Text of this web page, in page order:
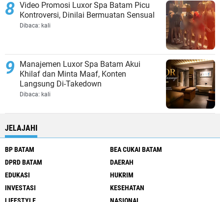
Video Promosi Luxor Spa Batam Picu
Kontroversi, Dinilai Bermuatan Sensual
Dibaca: kali
Manajemen Luxor Spa Batam Akui
Khilaf dan Minta Maaf, Konten
Langsung Di-Takedown
Dibaca: kali
JELAJAHI
BP BATAM
BEA CUKAI BATAM
DPRD BATAM
DAERAH
EDUKASI
HUKRIM
INVESTASI
KESEHATAN